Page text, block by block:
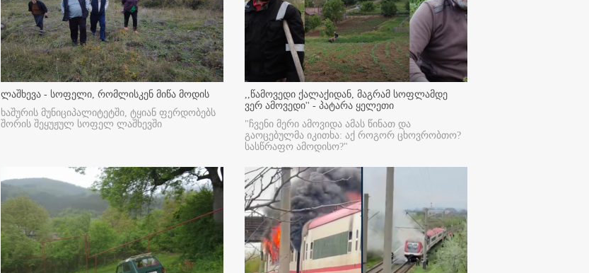
ლაშხევა - სოფელი, რომლისკენ მიწა მოდის
ხაშურის მუნიციპალიტეტში, ტყიან ფერდობებს
შორის შეყუჟულ სოფელ ლაშხევში
,,წამოვედი ქალაქიდან, მაგრამ სოფლამდე
ვერ ამოვედი'' - პატარა ყელეთი
"ჩვენი მერი ამოვიდა ამას წინათ და
გაოცებულმა იკითხა: აქ როგორ ცხოვრობთო?
სასწრაფო ამოდისო?"